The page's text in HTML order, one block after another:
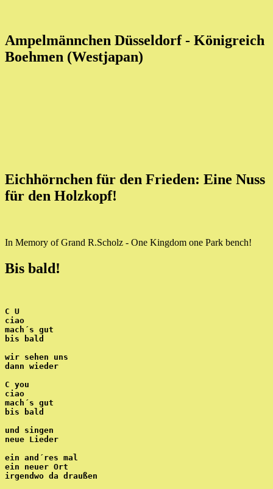
Ampelmännchen Düsseldorf - Königreich
Boehmen (Westjapan)
Eichhörnchen für den Frieden: Eine Nuss
für den Holzkopf!
In Memory of Grand R.Scholz - One Kingdom one Park bench!
Bis bald!
C U
ciao
mach´s gut
bis bald
wir sehen uns
dann wieder
C you
ciao
mach´s gut
bis bald
und singen
neue Lieder
ein and´res mal
ein neuer Ort
irgendwo da draußen